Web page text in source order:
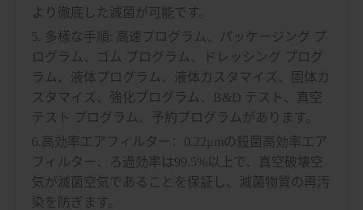
より徹底した滅菌が可能です。
5. 多様な手順: 高速プログラム、パッケージング プ
ログラム、ゴム プログラム、ドレッシング プログ
ラム、液体プログラム、液体カスタマイズ、固体カ
スタマイズ、強化プログラム、B&D テスト、真空
テスト プログラム、予約プログラムがあります。
6.高効率エアフィルター：0.22μmの殺菌高効率エア
フィルター、ろ過効率は99.5%以上で、真空破壊空
気が滅菌空気であることを保証し、滅菌物質の再汚
染を防ぎます。